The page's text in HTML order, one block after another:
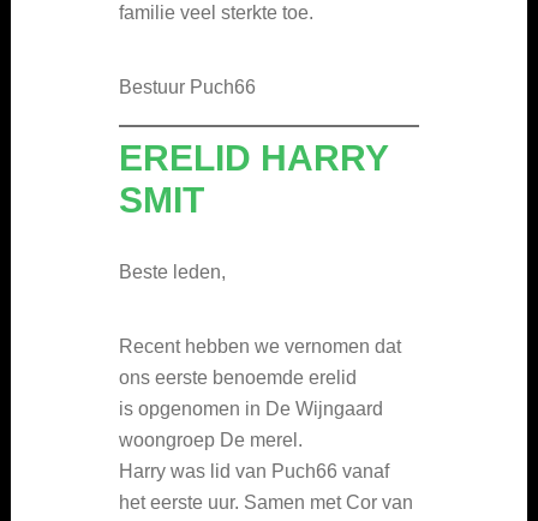
familie veel sterkte toe.
Bestuur Puch66
ERELID HARRY
SMIT
Beste leden,
Recent hebben we vernomen dat
ons eerste benoemde erelid
is opgenomen in De Wijngaard
woongroep De merel.
Harry was lid van Puch66 vanaf
het eerste uur. Samen met Cor van